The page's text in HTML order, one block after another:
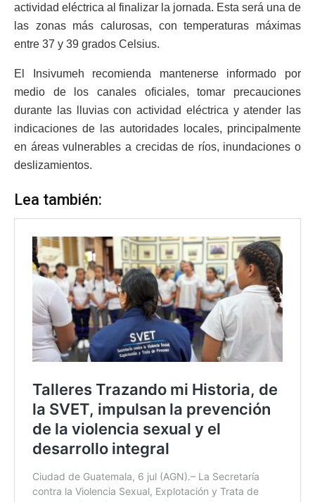
actividad eléctrica al finalizar la jornada. Esta será una de
las zonas más calurosas, con temperaturas máximas
entre 37 y 39 grados Celsius.
El Insivumeh recomienda mantenerse informado por
medio de los canales oficiales, tomar precauciones
durante las lluvias con actividad eléctrica y atender las
indicaciones de las autoridades locales, principalmente
en áreas vulnerables a crecidas de ríos, inundaciones o
deslizamientos.
Lea también: